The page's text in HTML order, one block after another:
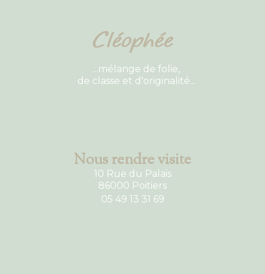
...mélange de folie,
de classe et d'originalité...
Nous rendre visite
10 Rue du Palais
86000 Poitiers
05 49 13 31 69